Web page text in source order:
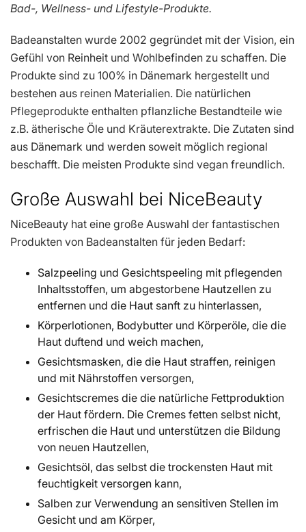
Bad-, Wellness- und Lifestyle-Produkte.
Badeanstalten wurde 2002 gegründet mit der Vision, ein
Gefühl von Reinheit und Wohlbefinden zu schaffen. Die
Produkte sind zu 100% in Dänemark hergestellt und
bestehen aus reinen Materialien. Die natürlichen
Pflegeprodukte enthalten pflanzliche Bestandteile wie
z.B. ätherische Öle und Kräuterextrakte. Die Zutaten sind
aus Dänemark und werden soweit möglich regional
beschafft. Die meisten Produkte sind vegan freundlich.
Große Auswahl bei NiceBeauty
NiceBeauty hat eine große Auswahl der fantastischen
Produkten von Badeanstalten für jeden Bedarf:
Salzpeeling und Gesichtspeeling mit pflegenden
Inhaltsstoffen, um abgestorbene Hautzellen zu
entfernen und die Haut sanft zu hinterlassen,
Körperlotionen, Bodybutter und Körperöle, die die
Haut duftend und weich machen,
Gesichtsmasken, die die Haut straffen, reinigen
und mit Nährstoffen versorgen,
Gesichtscremes die die natürliche Fettproduktion
der Haut fördern. Die Cremes fetten selbst nicht,
erfrischen die Haut und unterstützen die Bildung
von neuen Hautzellen,
Gesichtsöl, das selbst die trockensten Haut mit
feuchtigkeit versorgen kann,
Salben zur Verwendung an sensitiven Stellen im
Gesicht und am Körper,